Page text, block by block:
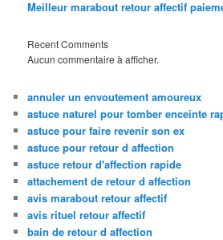
Meilleur marabout retour affectif
Recent Comments
Aucun commentaire à afficher.
annuler un envoutement amoureux
astuce naturel pour tomber enceinte
astuce pour faire revenir son ex
astuce pour retour d affection
astuce retour d'affection rapide
attachement de retour d affection
avis marabout retour affectif
avis rituel retour affectif
bain de retour d affection